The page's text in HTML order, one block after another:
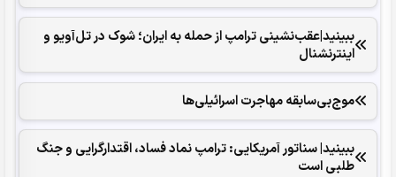
ببینید|عقب‌نشینی ترامپ از حمله به ایران؛ شوک در تل‌آویو و
اینترنشنال
موج‌بی‌سابقه مهاجرت اسرائیلی‌ها
ببینید| سناتور آمریکایی: ترامپ نماد فساد، اقتدارگرایی و جنگ
طلبی است